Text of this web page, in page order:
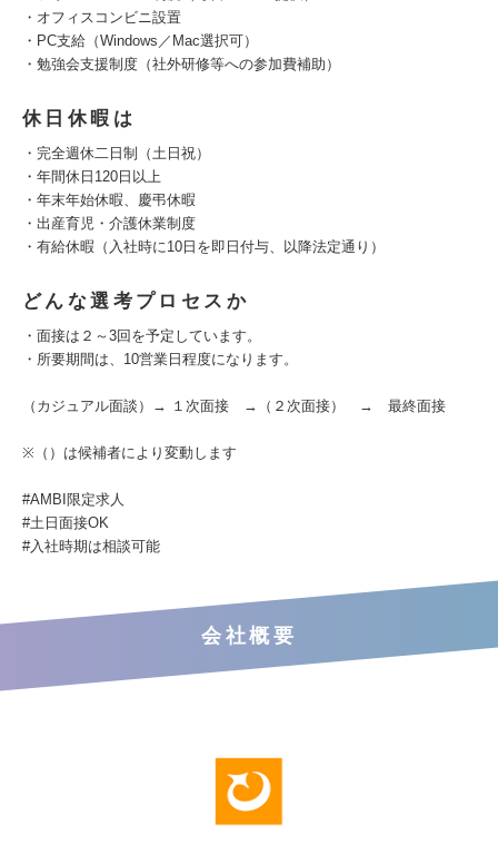
・オフィスコンビニ設置
・PC支給（Windows／Mac選択可）
・勉強会支援制度（社外研修等への参加費補助）
休日休暇は
・完全週休二日制（土日祝）
・年間休⽇120日以上
・年末年始休暇、慶弔休暇
・出産育児・介護休業制度
・有給休暇（入社時に10日を即日付与、以降法定通り）
どんな選考プロセスか
・面接は２～3回を予定しています。
・所要期間は、10営業日程度になります。
（カジュアル面談）→ １次面接 →（２次面接） → 最終面接
※（）は候補者により変動します
#AMBI限定求人
#土日面接OK
#入社時期は相談可能
会社概要